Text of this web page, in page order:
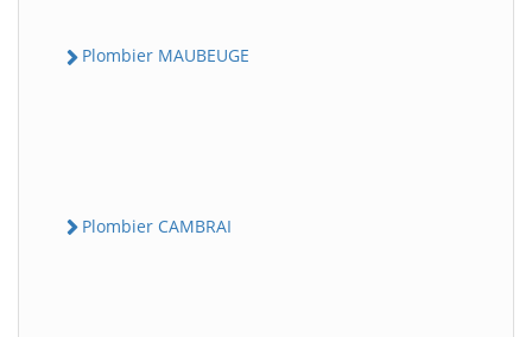
Plombier MAUBEUGE
Plombier CAMBRAI